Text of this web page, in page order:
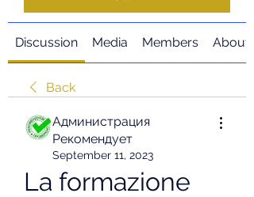
Discussion Media Members About
Back
Администрация
Рекомендует
September 11, 2023
La formazione